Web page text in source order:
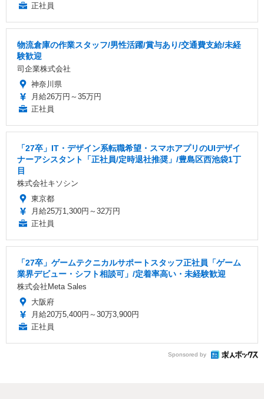
正社員
物流倉庫の作業スタッフ/男性活躍/賞与あり/交通費支給/未経
験歓迎
司企業株式会社
神奈川県
月給26万円～35万円
正社員
「27卒」IT・デザイン系転職希望・スマホアプリのUIデザイ
ナーアシスタント「正社員/定時退社推奨」/豊島区西池袋1丁
目
株式会社キソシン
東京都
月給25万1,300円～32万円
正社員
「27卒」ゲームテクニカルサポートスタッフ正社員「ゲーム
業界デビュー・シフト相談可」/定着率高い・未経験歓迎
株式会社Meta Sales
大阪府
月給20万5,400円～30万3,900円
正社員
Sponsored by